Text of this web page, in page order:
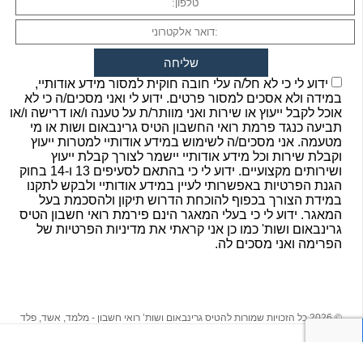
ידוע לי כי לא חל/ה עלי חובה חוקית למסור מידע אודותיי,
במידה ולא אסכים למסור פרטים. ידוע לי ואני מסכים/ה כי לא
אוכל לקבל ייעוץ או שירות ואני מוותר/ת על טענה ו/או דרישה ו/או
תביעה כנגד פרמת רואי החשבון הטיס גרינבאום ושות או מי
מטעמה. אני מסכים/ה לשימוש במידע אודותיי למטרות ייעוץ
וקבלת שירות וכל מידע אודותיי יישמר לצורך קבלת ייעוץ
ושירותים מקצועיים. ידוע לי כי בהתאם לסעיפים 13 ו-14 בחוק
הגנת הפרטיות באפשרותי לעיין במידע אודותיי ולבקש לתקנו
במידת הצורך בכפוף להוכחת הדרוש תיקון ולהסכמת בעל
המאגר. ידוע לי כי בעלי המאגר הינם פירמת רואי חשבון הטיס
גרינבאום ושות' כמו כן אני קראתי את מדיניות הפרטיות של
הפרימה ואני מסכים לה.
© 2026 כל הזכויות שמורות להטיס גרינבאום ושות’ רואי חשבון - מלמד, אשד, פלד